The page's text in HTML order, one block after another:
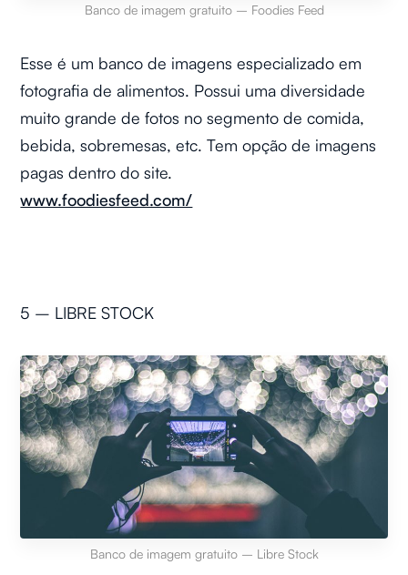
Banco de imagem gratuito – Foodies Feed
Esse é um banco de imagens especializado em
fotografia de alimentos. Possui uma diversidade
muito grande de fotos no segmento de comida,
bebida, sobremesas, etc. Tem opção de imagens
pagas dentro do site.
www.foodiesfeed.com/
5 – LIBRE STOCK
Banco de imagem gratuito – Libre Stock